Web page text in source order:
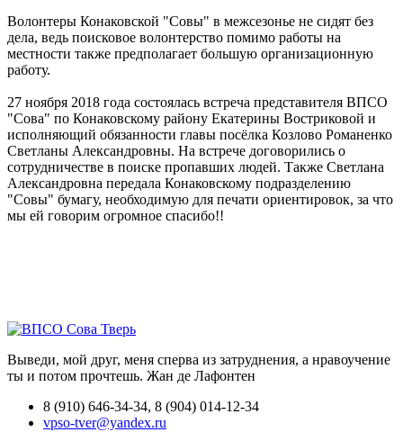
Волонтеры Конаковской "Совы" в межсезонье не сидят без
дела, ведь поисковое волонтерство помимо работы на
местности также предполагает большую организационную
работу.
27 ноября 2018 года состоялась встреча представителя ВПСО
"Сова" по Конаковскому району Екатерины Востриковой и
исполняющий обязанности главы посёлка Козлово Романенко
Светланы Александровны. На встрече договорились о
сотрудничестве в поиске пропавших людей. Также Светлана
Александровна передала Конаковскому подразделению
"Совы" бумагу, необходимую для печати ориентировок, за что
мы ей говорим огромное спасибо!!
Выведи, мой друг, меня сперва из затруднения, а нравоучение
ты и потом прочтешь. Жан де Лафонтен
8 (910) 646-34-34, 8 (904) 014-12-34
vpso-tver@yandex.ru